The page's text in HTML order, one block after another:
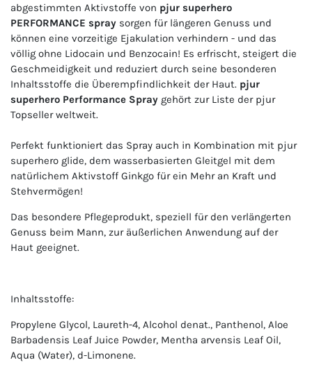
abgestimmten Aktivstoffe von pjur superhero
PERFORMANCE spray sorgen für längeren Genuss und
können eine vorzeitige Ejakulation verhindern - und das
völlig ohne Lidocain und Benzocain! Es erfrischt, steigert die
Geschmeidigkeit und reduziert durch seine besonderen
Inhaltsstoffe die Überempfindlichkeit der Haut. pjur
superhero Performance Spray gehört zur Liste der pjur
Topseller weltweit.
Perfekt funktioniert das Spray auch in Kombination mit pjur
superhero glide, dem wasserbasierten Gleitgel mit dem
natürlichem Aktivstoff Ginkgo für ein Mehr an Kraft und
Stehvermögen!
Das besondere Pflegeprodukt, speziell für den verlängerten
Genuss beim Mann, zur äußerlichen Anwendung auf der
Haut geeignet.
Inhaltsstoffe:
Propylene Glycol, Laureth-4, Alcohol denat., Panthenol, Aloe
Barbadensis Leaf Juice Powder, Mentha arvensis Leaf Oil,
Aqua (Water), d-Limonene.